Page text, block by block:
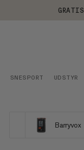
SNESPORT UDSTYR
Barryvox